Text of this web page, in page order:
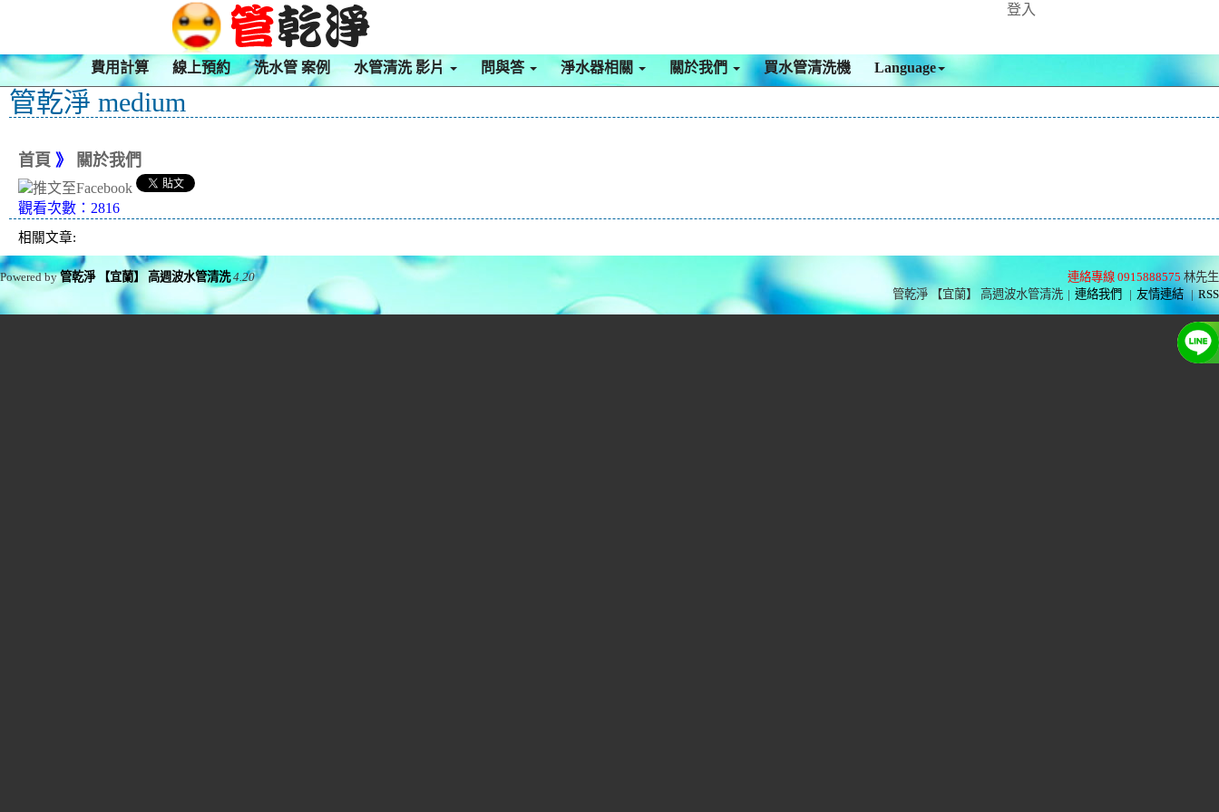
登入
費用計算 線上預約 洗水管 案例 水管清洗 影片 問與答 淨水器相關 關於我們 買水管清洗機 Language
管乾淨 medium
首頁 》 關於我們
觀看次數：2816
相關文章:
連絡專線 0915888575 林先生
管乾淨 【宜蘭】 高週波水管清洗 | 連絡我們 | 友情連結 | RSS
Powered by管乾淨 【宜蘭】 高週波水管清洗 4.20